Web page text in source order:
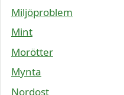
Miljöproblem
Mint
Morötter
Mynta
Nordost